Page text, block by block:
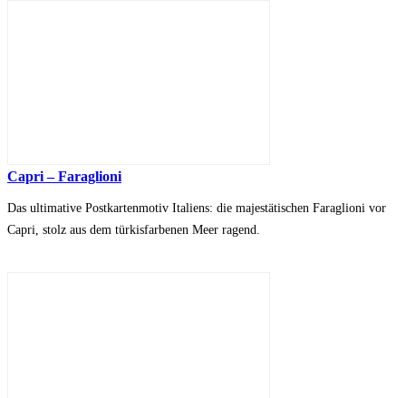
Capri – Faraglioni
Das ultimative Postkartenmotiv Italiens: die majestätischen Faraglioni vor
Capri, stolz aus dem türkisfarbenen Meer ragend.